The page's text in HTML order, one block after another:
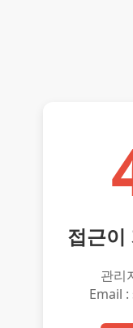
접근이
관리
Email